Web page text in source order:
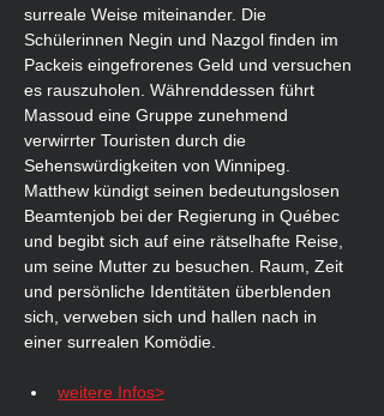
surreale Weise miteinander. Die
Schülerinnen Negin und Nazgol finden im
Packeis eingefrorenes Geld und versuchen
es rauszuholen. Währenddessen führt
Massoud eine Gruppe zunehmend
verwirrter Touristen durch die
Sehenswürdigkeiten von Winnipeg.
Matthew kündigt seinen bedeutungslosen
Beamtenjob bei der Regierung in Québec
und begibt sich auf eine rätselhafte Reise,
um seine Mutter zu besuchen. Raum, Zeit
und persönliche Identitäten überblenden
sich, verweben sich und hallen nach in
einer surrealen Komödie.
weitere Infos>